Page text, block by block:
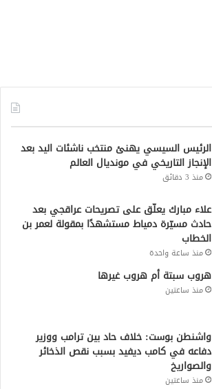
الرئيس السيسي يهنئ منتخب ناشئات اليد بعد
الإنجاز التاريخي في مونديال العالم
منذ 3 دقائق
علاء مبارك يعلّق على تصريحات عراقجي بعد
حادث مسيّرة دمياط مستشهدًا بمقولة لعمر بن
الخطاب
منذ ساعة واحدة
هروب سبتة أم هروب غيرها
منذ ساعتين
واشنطن بوست: خلاف حاد بين ترامب ووزير
دفاعه في كامب ديفيد بسبب نقص الذخائر
والصواريخ
منذ ساعتين